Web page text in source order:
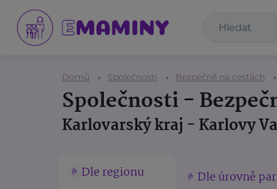
Domů Společnosti Bezpečně na cestách
Společnosti -
Karlovarský kraj - Karlovy
Dle regionu Dle úrovně